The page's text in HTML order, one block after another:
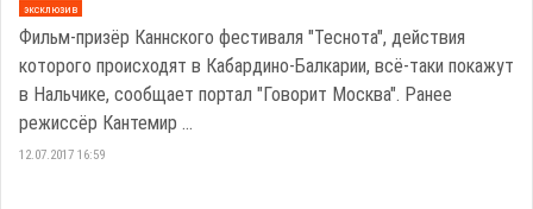
эксклюзив
Фильм-призёр Каннского фестиваля "Теснота", действия
которого происходят в Кабардино-Балкарии, всё-таки покажут
в Нальчике, сообщает портал "Говорит Москва". Ранее
режиссёр Кантемир ...
12.07.2017 16:59